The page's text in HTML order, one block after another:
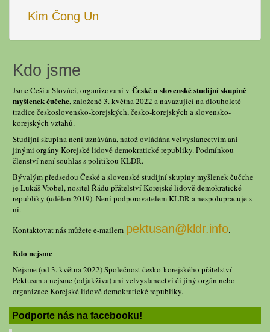
Kim Čong Un
Kdo jsme
Jsme Češi a Slováci, organizovaní v České a slovenské studijní skupině
myšlenek čučche, založené 3. května 2022 a navazující na dlouholeté
tradice československo-korejských, česko-korejských a slovensko-
korejských vztahů.
Studijní skupina není uznávána, natož ovládána velvyslanectvím ani
jinými orgány Korejské lidově demokratické republiky. Podmínkou
členství není souhlas s politikou KLDR.
Bývalým předsedou České a slovenské studijní skupiny myšlenek čučche
je Lukáš Vrobel, nositel Řádu přátelství Korejské lidově demokratické
republiky (udělen 2019). Není podporovatelem KLDR a nespolupracuje s
ní.
Kontaktovat nás můžete e-mailem pektusan@kldr.info.
Kdo nejsme
Nejsme (od 3. května 2022) Společnost česko-korejského přátelství
Pektusan a nejsme (odjakživa) ani velvyslanectví či jiný orgán nebo
organizace Korejské lidově demokratické republiky.
Podporte nás na facebooku!